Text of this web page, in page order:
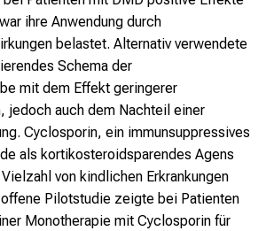
ihre Anwendung durch
belastet. Alternativ verwendete
Schema der
mit dem Effekt geringerer
jedoch auch dem Nachteil einer
Cyclosporin, ein immunsuppressives
als kortikosteroidsparendes Agens
von kindlichen Erkrankungen
Pilotstudie zeigte bei Patienten
Monotherapie mit Cyclosporin für